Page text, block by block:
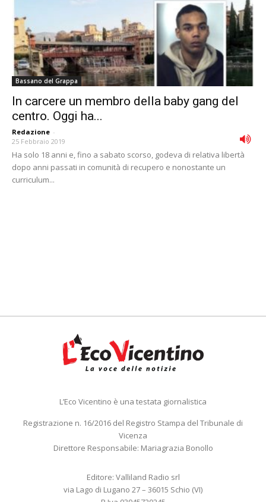
Bassano del Grappa
In carcere un membro della baby gang del
centro. Oggi ha...
Redazione -
25 Febbraio 2019
Ha solo 18 anni e, fino a sabato scorso, godeva di relativa libertà
dopo anni passati in comunità di recupero e nonostante un
curriculum...
L’Eco Vicentino è una testata giornalistica
Registrazione n. 16/2016 del Registro Stampa del Tribunale di
Vicenza
Direttore Responsabile: Mariagrazia Bonollo
Editore: Valliland Radio srl
via Lago di Lugano 27 – 36015 Schio (VI)